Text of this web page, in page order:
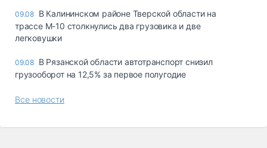
09.08 В Калининском районе Тверской области на
трассе М-10 столкнулись два грузовика и две
легковушки
09.08 В Рязанской области автотранспорт снизил
грузооборот на 12,5% за первое полугодие
Все новости